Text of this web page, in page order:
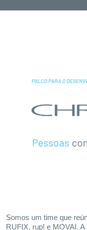
Somos um time que
RUFIX, rup! e MOVAI.